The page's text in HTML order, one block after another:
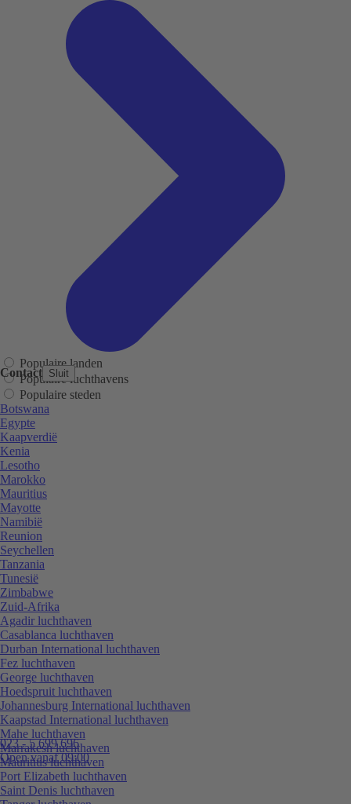
Contact Sluit
023 - 5 699 696
Open vanaf 09:00
Populaire landen
Populaire luchthavens
Populaire steden
Botswana
Egypte
Kaapverdië
Kenia
Lesotho
Marokko
Mauritius
Mayotte
Namibië
Reunion
Seychellen
Tanzania
Tunesië
Zimbabwe
Zuid-Afrika
Agadir luchthaven
Casablanca luchthaven
Durban International luchthaven
Fez luchthaven
George luchthaven
Hoedspruit luchthaven
Johannesburg International luchthaven
Kaapstad International luchthaven
Mahe luchthaven
Marrakesh luchthaven
Mauritius luchthaven
Port Elizabeth luchthaven
Saint Denis luchthaven